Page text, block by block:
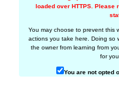
loaded over HTTPS. Please
You may choose to prevent this
actions you take here. Doing so
the owner from learning from
for
You are not opted